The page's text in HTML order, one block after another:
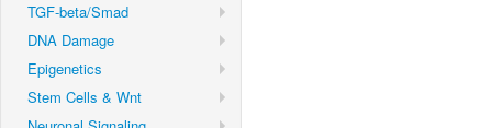
TGF-beta/Smad
DNA Damage
Epigenetics
Stem Cells & Wnt